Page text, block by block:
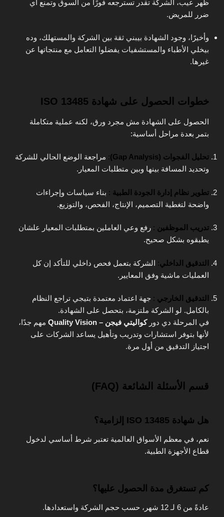
ظهر عيب، الشركة تقدر تسترجعه فورًا من السوق وتمنع أي
ضرر للمريض.
وأخيرًا، وجود الشهادة بيبني ثقة بين الشركة والمستهلك، وده
بيخلي الأطباء والمستشفيات يفضلوا التعامل مع منتجاتها عن
غيرها.
خطوات الحصول على شهادة ISO 13485
الحصول على الشهادة مش مجرد ورق، لكنه عملية متكاملة
بتمر بعدة مراحل أساسية:
تحليل الفجوات (Gap Analysis) : مراجعة الوضع الحالي للشركة
وتحديد المسافة بينها وبين متطلبات المعيار.
تطوير نظام إدارة الجودة الطبية : بناء سياسات وإجراءات
واضحة لتغطية التصميم، الإنتاج، الفحص، والتوزيع.
تدريب الموظفين : رفع وعي العاملين بمتطلبات المعيار علشان
يطبقوه بشكل صحيح.
التدقيق الداخلي: الشركة بتعمل فحص داخلي للتأكد إن كل
العمليات ماشية وفق المعايير.
التدقيق الخارجي : جهة اعتماد معتمدة بتيجي تراجع النظام
بالكامل. لو الشركة ملتزمة، بتحصل على الشهادة.
في المرحلة دي دوركواليتي فيجن – Quality Vision
مهم جدًا،
لأنها بتوفر استشارات وتدريب وتأهيل يساعد الشركات على
اجتياز التدقيق من أول مرة.
قسم الأسئلة الشائعة (FAQ)
هل شهادة ISO 13485 إلزامية؟
نعم، في معظم الأسواق العالمية تعتبر شرط أساسي لدخول
قطاع الأجهزة الطبية.
كم تستغرق مدة الحصول عليها؟
عادةً من 6 لـ 12 شهر، حسب حجم الشركة واستعدادها.